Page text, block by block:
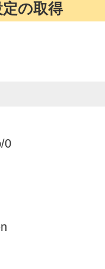
の取得
0